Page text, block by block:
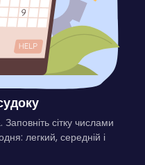
сітку числами
легкий, середній і